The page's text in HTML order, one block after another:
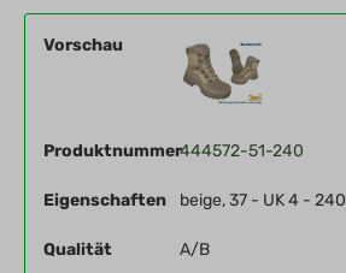
Vorschau
Produktnummer444572-51-240
Eigenschaften beige, 37 - UK 4 - 240
Qualität A/B